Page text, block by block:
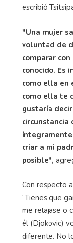
escribió
''Una mujer
voluntad de
comparar
conocido. Es
como ella en
como ella te
gustaría
circunstancia
criar a mi
posible",
Con respecto
“Tienes que
me relajase o
él (Djokovic)
diferente. No